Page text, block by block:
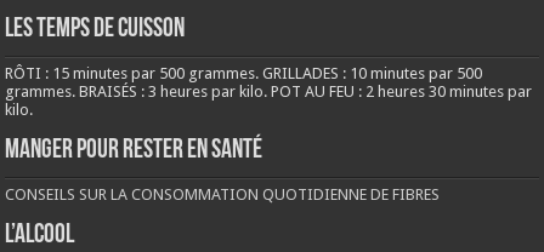
LES TEMPS DE CUISSON
RÔTI : 15 minutes par 500 grammes. GRILLADES : 10 minutes par 500
grammes. BRAISÉS : 3 heures par kilo. POT AU FEU : 2 heures 30 minutes par
kilo.
Manger pour rester en santé
CONSEILS SUR LA CONSOMMATION QUOTIDIENNE DE FIBRES
L’ALCOOL